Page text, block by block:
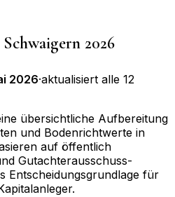
Schwaigern 2026
2026·aktualisiert alle 12
übersichtliche Aufbereitung
und Bodenrichtwerte in
auf öffentlich
Gutachterausschuss-
Entscheidungsgrundlage für